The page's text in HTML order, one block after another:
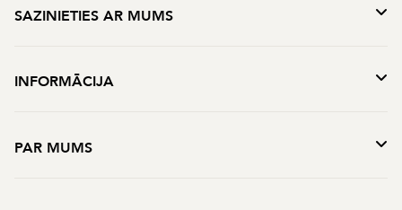
SAZINIETIES AR MUMS
INFORMĀCIJA
PAR MUMS